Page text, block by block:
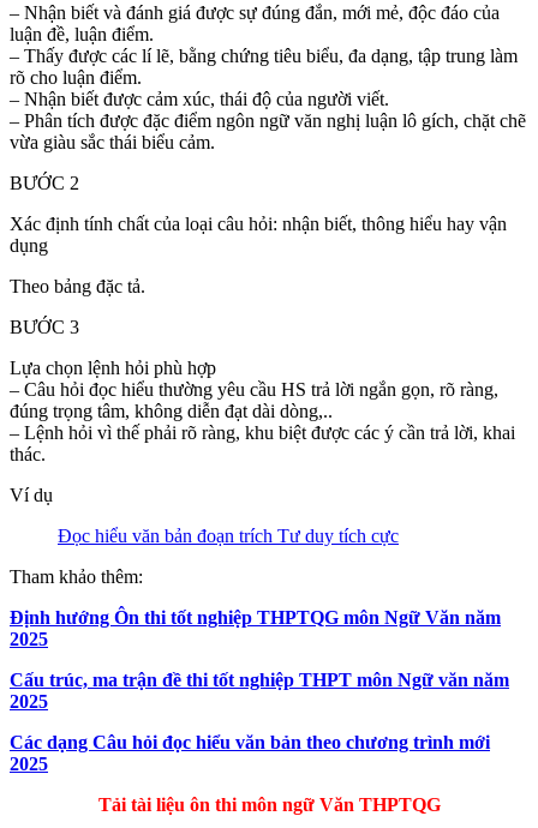
– Nhận biết và đánh giá được sự đúng đắn, mới mẻ, độc đáo của
luận đề, luận điểm.
– Thấy được các lí lẽ, bằng chứng tiêu biểu, đa dạng, tập trung làm
rõ cho luận điểm.
– Nhận biết được cảm xúc, thái độ của người viết.
– Phân tích được đặc điểm ngôn ngữ văn nghị luận lô gích, chặt chẽ
vừa giàu sắc thái biểu cảm.
BƯỚC 2
Xác định tính chất của loại câu hỏi: nhận biết, thông hiểu hay vận
dụng
Theo bảng đặc tả.
BƯỚC 3
Lựa chọn lệnh hỏi phù hợp
– Câu hỏi đọc hiểu thường yêu cầu HS trả lời ngắn gọn, rõ ràng,
đúng trọng tâm, không diễn đạt dài dòng,..
– Lệnh hỏi vì thế phải rõ ràng, khu biệt được các ý cần trả lời, khai
thác.
Ví dụ
Đọc hiểu văn bản đoạn trích Tư duy tích cực
Tham khảo thêm:
Định hướng Ôn thi tốt nghiệp THPTQG môn Ngữ Văn năm
2025
Cấu trúc, ma trận đề thi tốt nghiệp THPT môn Ngữ văn năm
2025
Các dạng Câu hỏi đọc hiểu văn bản theo chương trình mới
2025
Tải tài liệu ôn thi môn ngữ Văn THPTQG